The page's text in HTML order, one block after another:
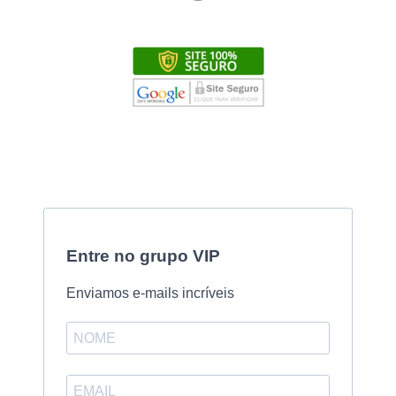
Entre no grupo VIP
Enviamos e-mails incríveis